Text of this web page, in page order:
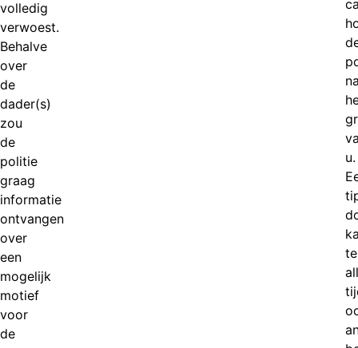
volledig
verwoest.
Behalve
over
de
dader(s)
zou
de
politie
graag
informatie
ontvangen
over
een
mogelijk
motief
voor
de
u.
te